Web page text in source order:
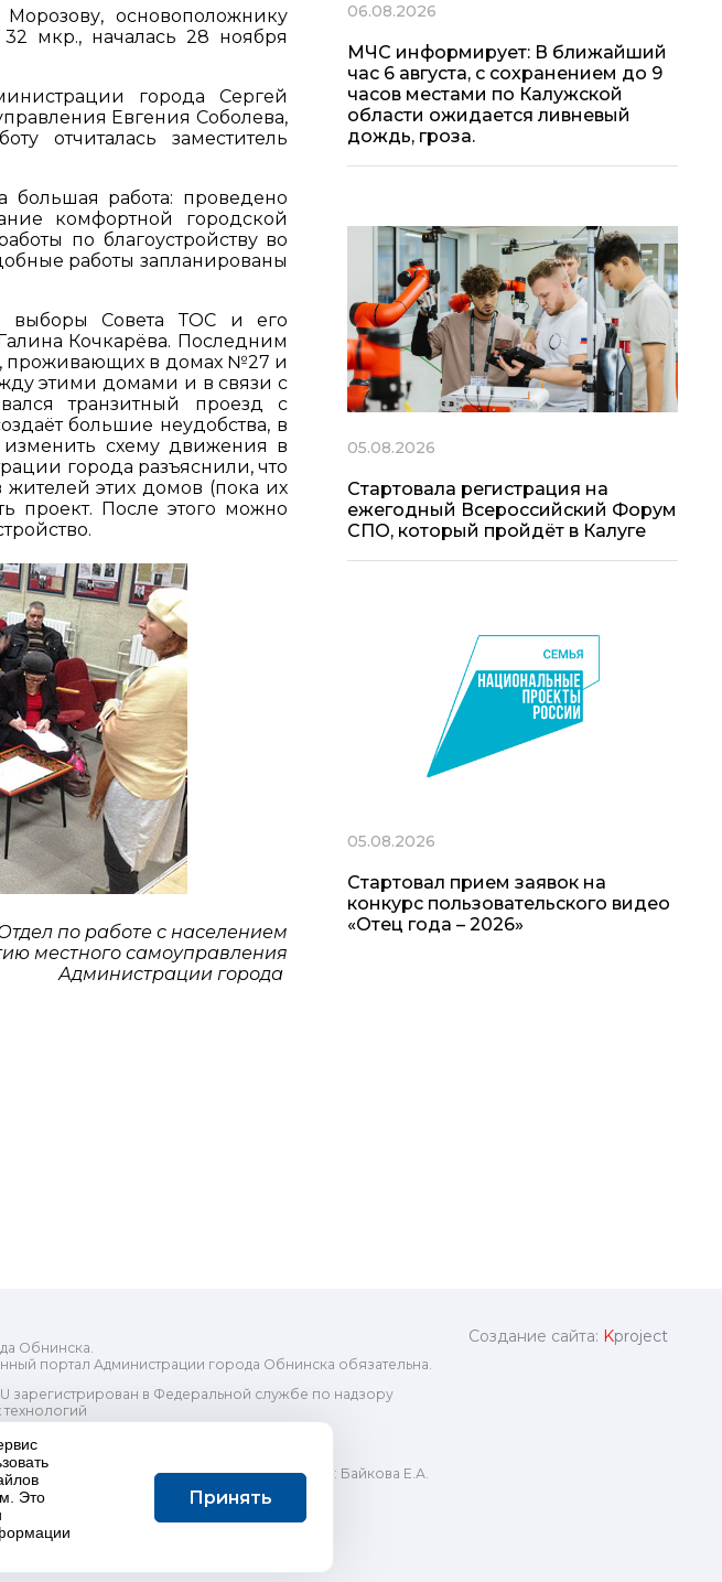
основоположнику
мкр., началась 28 ноября
города Сергей
Евгения Соболева,
отчиталась заместитель
работа: проведено
комфортной городской
по благоустройству во
работы запланированы
выборы Совета ТОС и его
Кочкарёва. Последним
проживающих в домах №27 и
этими домами и в связи с
транзитный проезд с
большие неудобства, в
изменить схему движения в
города разъяснили, что
жителей этих домов (пока их
проект. После этого можно
по работе с населением
местного самоуправления
Администрации города
06.08.2026
МЧС информирует: В ближайший
час 6 августа, с сохранением до 9
часов местами по Калужской
области ожидается ливневый
дождь, гроза.
05.08.2026
Стартовала регистрация на
ежегодный Всероссийский Форум
СПО, который пройдёт в Калуге
05.08.2026
Стартовал прием заявок на
конкурс пользовательского видео
«Отец года – 2026»
Обнинска.
портал Администрации города Обнинска обязательна.
зарегистрирован в Федеральной службе по надзору
ФС77-73321
округа "Город Обнинск". Главный редактор: Байкова Е.А.
85-85
18+
данных
Создание сайта: Kproject
Это
Принять